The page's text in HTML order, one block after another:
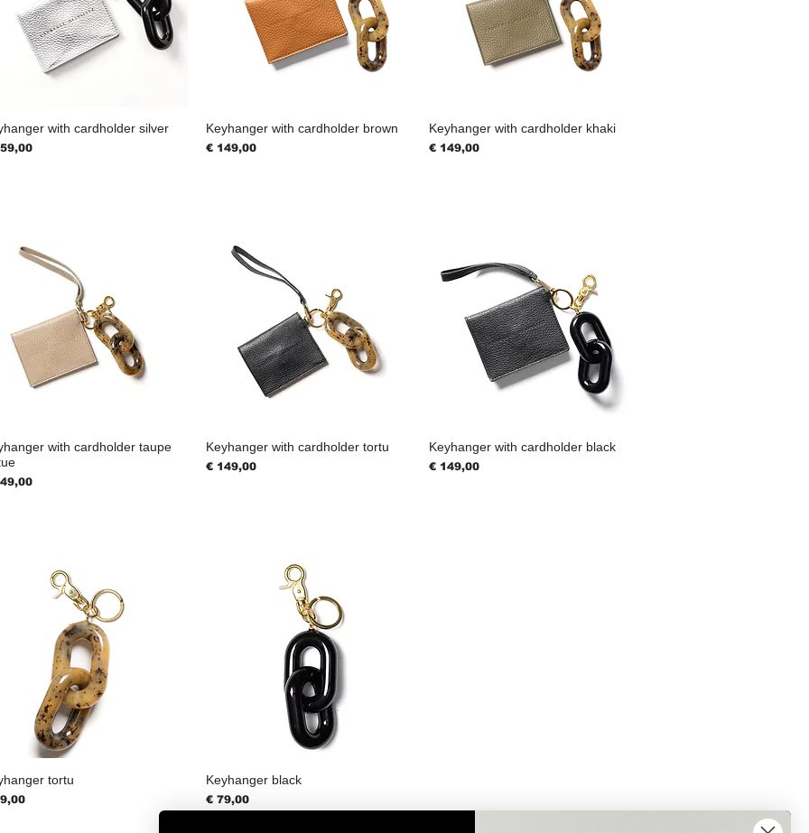
with cardholder silver Keyhanger with cardholder brown
Prijs
€ 149,00
Keyhanger with cardholder khaki
Prijs
€ 149,00
with cardholder taupe
Keyhanger with cardholder tortu
Prijs
€ 149,00
Keyhanger with cardholder black
Prijs
€ 149,00
tortu Keyhanger black
Prijs
€ 79,00